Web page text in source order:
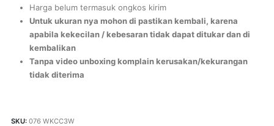
Harga belum termasuk ongkos kirim
Untuk ukuran nya mohon di pastikan kembali, karena
apabila kekecilan / kebesaran tidak dapat ditukar dan di
kembalikan
Tanpa video unboxing komplain kerusakan/kekurangan
tidak diterima
SKU: 076 WKCC3W